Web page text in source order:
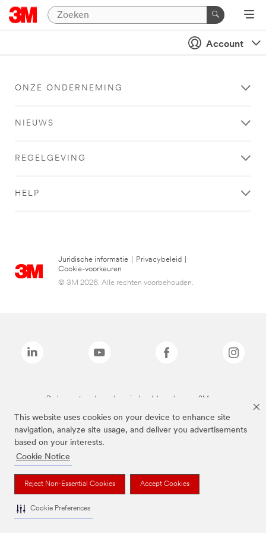
This website uses cookies on your device to enhance site
navigation, analyze site usage, and deliver you advertisements
based on your interests.
Cookie Notice
Reject Non-Essential Cookies Accept Cookies
Cookie Preferences
Account
ONZE ONDERNEMING
NIEUWS
REGELGEVING
HELP
Juridische informatie Privacybeleid
Cookie-voorkeuren
© 3M 2026. Alle rechten voorbehouden.
De bovenstaande merken zijn handelsmerken van 3M.we